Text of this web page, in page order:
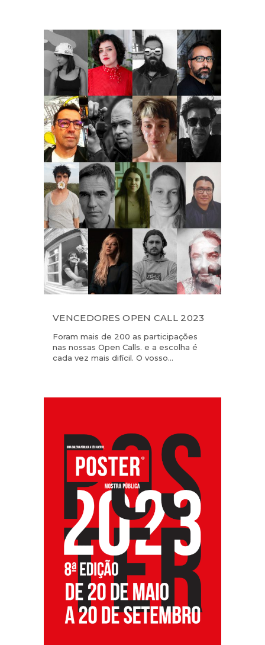
VENCEDORES OPEN CALL 2023
Foram mais de 200 as participações
nas nossas Open Calls. e a escolha é
cada vez mais difícil. O vosso...